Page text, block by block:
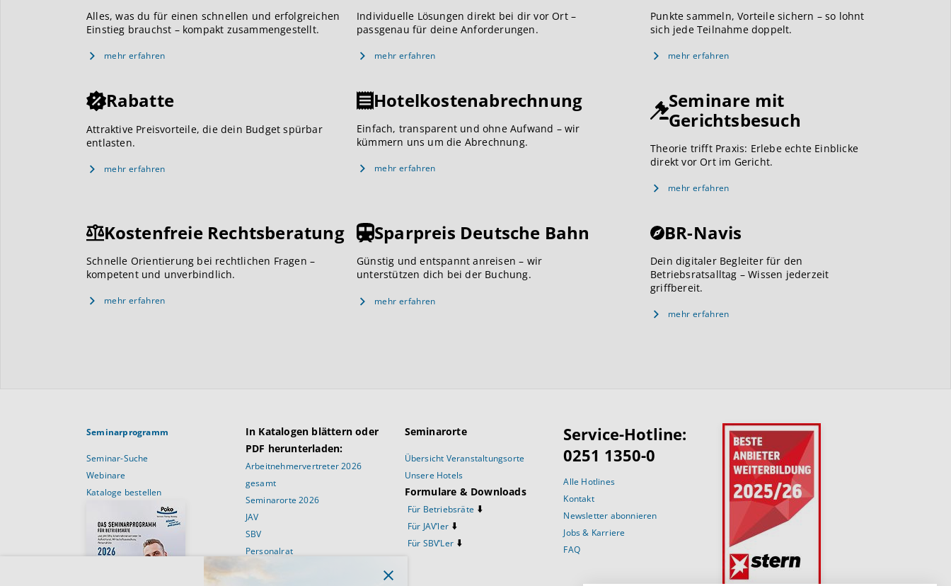
Alles, was du für einen schnellen und erfolgreichen
Einstieg brauchst – kompakt zusammengestellt.
mehr erfahren
Individuelle Lösungen direkt bei dir vor Ort –
passgenau für deine Anforderungen.
mehr erfahren
Punkte sammeln, Vorteile sichern – so lohnt
sich jede Teilnahme doppelt.
mehr erfahren
Rabatte
Attraktive Preisvorteile, die dein Budget spürbar
entlasten.
mehr erfahren
Hotelkostenabrechnung
Einfach, transparent und ohne Aufwand – wir
kümmern uns um die Abrechnung.
mehr erfahren
Seminare mit
Gerichtsbesuch
Theorie trifft Praxis: Erlebe echte Einblicke
direkt vor Ort im Gericht.
mehr erfahren
Kostenfreie Rechtsberatung
Schnelle Orientierung bei rechtlichen Fragen –
kompetent und unverbindlich.
mehr erfahren
Sparpreis Deutsche Bahn
Günstig und entspannt anreisen – wir
unterstützen dich bei der Buchung.
mehr erfahren
BR-Navis
Dein digitaler Begleiter für den
Betriebsratsalltag – Wissen jederzeit
griffbereit.
mehr erfahren
Seminarprogramm
Seminar-Suche
Webinare
Kataloge bestellen
In Katalogen blättern oder
PDF herunterladen:
Arbeitnehmervertreter 2026
gesamt
Seminarorte 2026
JAV
SBV
Personalrat
Seminarorte
Übersicht Veranstaltungsorte
Unsere Hotels
Formulare & Downloads
Für Betriebsräte ⬇️
Für JAV’ler ⬇️
Für SBV’Ler ⬇️
Service-Hotline:
0251 1350-0
Alle Hotlines
Kontakt
Newsletter abonnieren
Jobs & Karriere
FAQ